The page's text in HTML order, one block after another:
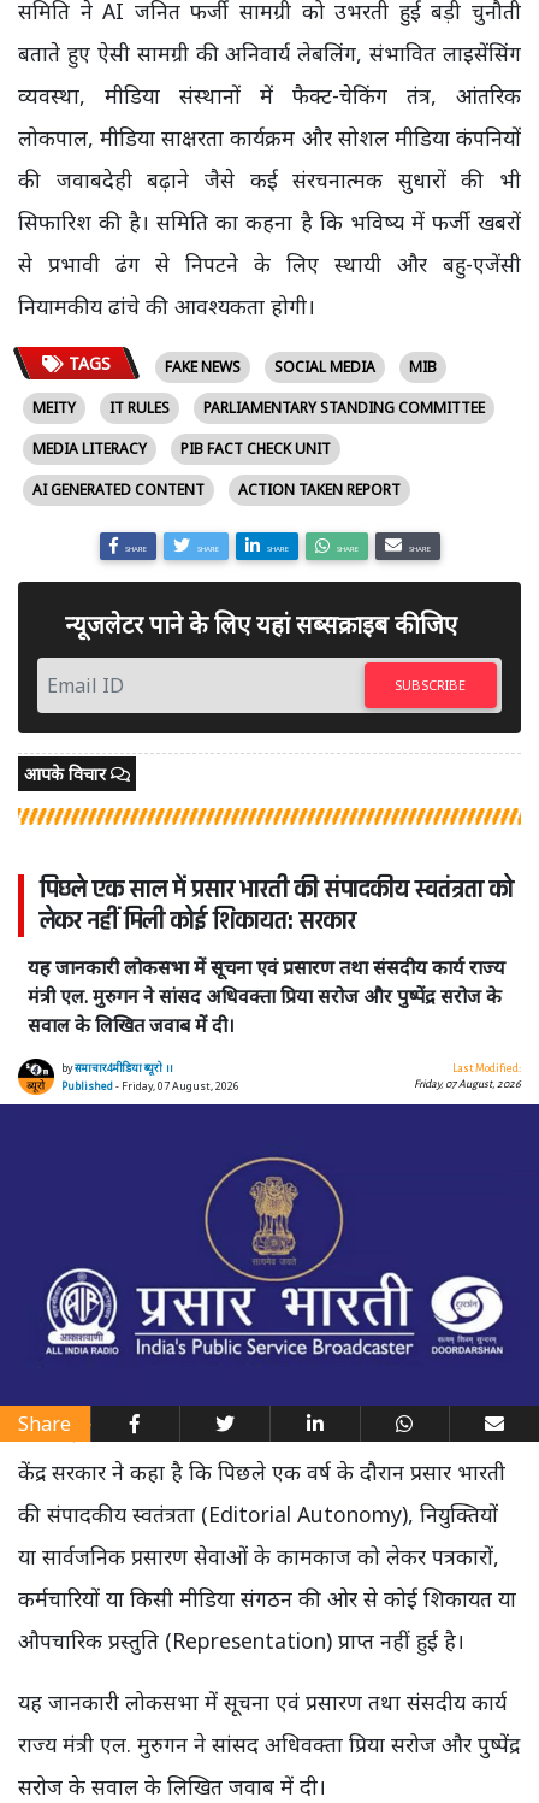
समिति ने AI जनित फर्जी सामग्री को उभरती हुई बड़ी चुनौती
बताते हुए ऐसी सामग्री की अनिवार्य लेबलिंग, संभावित लाइसेंसिंग
व्यवस्था, मीडिया संस्थानों में फैक्ट-चेकिंग तंत्र, आंतरिक
लोकपाल, मीडिया साक्षरता कार्यक्रम और सोशल मीडिया कंपनियों
की जवाबदेही बढ़ाने जैसे कई संरचनात्मक सुधारों की भी
सिफारिश की है। समिति का कहना है कि भविष्य में फर्जी खबरों
से प्रभावी ढंग से निपटने के लिए स्थायी और बहु-एजेंसी
नियामकीय ढांचे की आवश्यकता होगी।
TAGS FAKE NEWS SOCIAL MEDIA
MIB
MEITY
IT RULES
PARLIAMENTARY STANDING COMMITTEE
MEDIA LITERACY
PIB FACT CHECK UNIT
AI GENERATED CONTENT
ACTION TAKEN REPORT
SHARE SHARE SHARE SHARE SHARE
न्यूजलेटर पाने के लिए यहां सब्सक्राइब कीजिए
SUBSCRIBE
आपके विचार
पिछले एक साल में प्रसार भारती की संपादकीय स्वतंत्रता को
लेकर नहीं मिली कोई शिकायत: सरकार
यह जानकारी लोकसभा में सूचना एवं प्रसारण तथा संसदीय कार्य राज्य
मंत्री एल. मुरुगन ने सांसद अधिवक्ता प्रिया सरोज और पुष्पेंद्र सरोज के
सवाल के लिखित जवाब में दी।
byसमाचार4मीडिया ब्यूरो ।।
Published- Friday, 07 August, 2026
Last Modified:
Friday, 07 August, 2026
Share
केंद्र सरकार ने कहा है कि पिछले एक वर्ष के दौरान प्रसार भारती
की संपादकीय स्वतंत्रता (Editorial Autonomy), नियुक्तियों
या सार्वजनिक प्रसारण सेवाओं के कामकाज को लेकर पत्रकारों,
कर्मचारियों या किसी मीडिया संगठन की ओर से कोई शिकायत या
औपचारिक प्रस्तुति (Representation) प्राप्त नहीं हुई है।
यह जानकारी लोकसभा में सूचना एवं प्रसारण तथा संसदीय कार्य
राज्य मंत्री एल. मुरुगन ने सांसद अधिवक्ता प्रिया सरोज और पुष्पेंद्र
सरोज के सवाल के लिखित जवाब में दी।